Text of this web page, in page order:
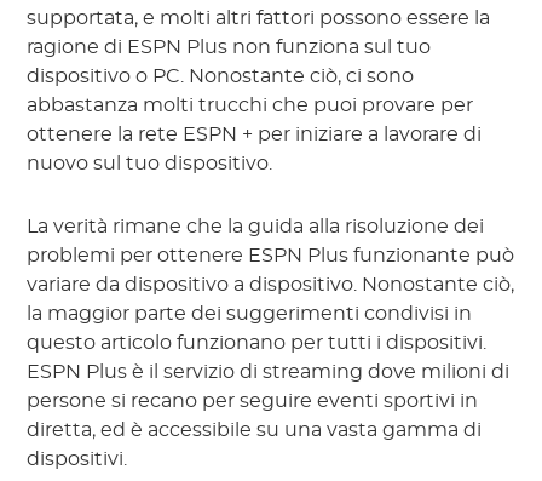
supportata, e molti altri fattori possono essere la
ragione di ESPN Plus non funziona sul tuo
dispositivo o PC. Nonostante ciò, ci sono
abbastanza molti trucchi che puoi provare per
ottenere la rete ESPN + per iniziare a lavorare di
nuovo sul tuo dispositivo.
La verità rimane che la guida alla risoluzione dei
problemi per ottenere ESPN Plus funzionante può
variare da dispositivo a dispositivo. Nonostante ciò,
la maggior parte dei suggerimenti condivisi in
questo articolo funzionano per tutti i dispositivi.
ESPN Plus è il servizio di streaming dove milioni di
persone si recano per seguire eventi sportivi in
diretta, ed è accessibile su una vasta gamma di
dispositivi.